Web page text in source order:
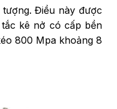
Điều này được
kê nở có cấp bền
800 Mpa khoảng 8